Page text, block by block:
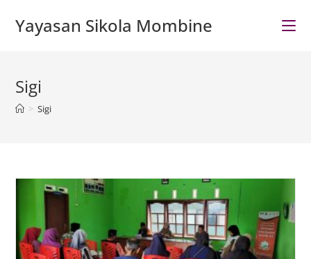
Yayasan Sikola Mombine
Sigi
> Sigi